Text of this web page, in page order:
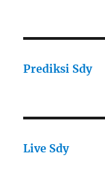
Prediksi Sdy
Live Sdy